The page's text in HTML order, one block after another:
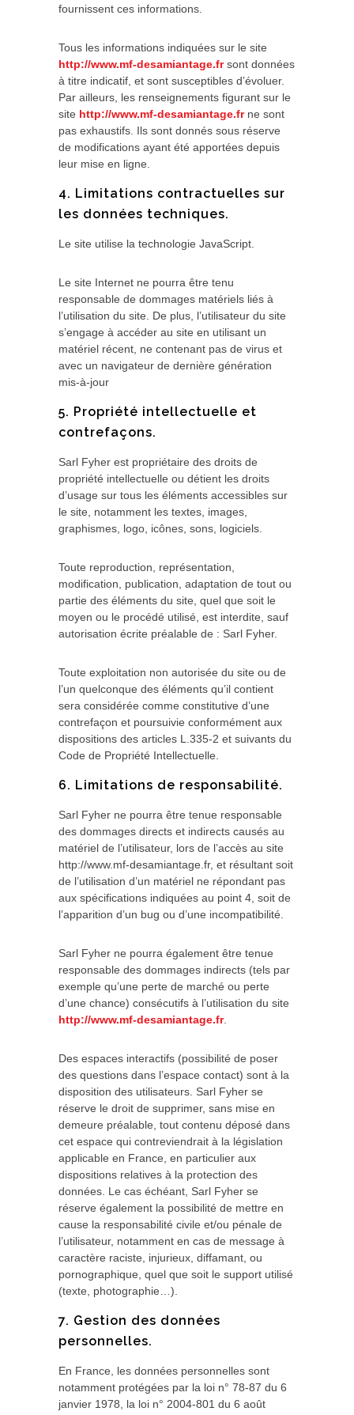
fournissent ces informations.
Tous les informations indiquées sur le site
http://www.mf-desamiantage.frsont données
à titre indicatif, et sont susceptibles d’évoluer.
Par ailleurs, les renseignements figurant sur le
site http://www.mf-desamiantage.frne sont
pas exhaustifs. Ils sont donnés sous réserve
de modifications ayant été apportées depuis
leur mise en ligne.
4. Limitations contractuelles sur
les données techniques.
Le site utilise la technologie JavaScript.
Le site Internet ne pourra être tenu
responsable de dommages matériels liés à
l’utilisation du site. De plus, l’utilisateur du site
s’engage à accéder au site en utilisant un
matériel récent, ne contenant pas de virus et
avec un navigateur de dernière génération
mis-à-jour
5. Propriété intellectuelle et
contrefaçons.
Sarl Fyher est propriétaire des droits de
propriété intellectuelle ou détient les droits
d’usage sur tous les éléments accessibles sur
le site, notamment les textes, images,
graphismes, logo, icônes, sons, logiciels.
Toute reproduction, représentation,
modification, publication, adaptation de tout ou
partie des éléments du site, quel que soit le
moyen ou le procédé utilisé, est interdite, sauf
autorisation écrite préalable de : Sarl Fyher.
Toute exploitation non autorisée du site ou de
l’un quelconque des éléments qu’il contient
sera considérée comme constitutive d’une
contrefaçon et poursuivie conformément aux
dispositions des articles L.335-2 et suivants du
Code de Propriété Intellectuelle.
6. Limitations de responsabilité.
Sarl Fyher ne pourra être tenue responsable
des dommages directs et indirects causés au
matériel de l’utilisateur, lors de l’accès au site
http://www.mf-desamiantage.fr, et résultant soit
de l’utilisation d’un matériel ne répondant pas
aux spécifications indiquées au point 4, soit de
l’apparition d’un bug ou d’une incompatibilité.
Sarl Fyher ne pourra également être tenue
responsable des dommages indirects (tels par
exemple qu’une perte de marché ou perte
d’une chance) consécutifs à l’utilisation du site
http://www.mf-desamiantage.fr.
Des espaces interactifs (possibilité de poser
des questions dans l’espace contact) sont à la
disposition des utilisateurs. Sarl Fyher se
réserve le droit de supprimer, sans mise en
demeure préalable, tout contenu déposé dans
cet espace qui contreviendrait à la législation
applicable en France, en particulier aux
dispositions relatives à la protection des
données. Le cas échéant, Sarl Fyher se
réserve également la possibilité de mettre en
cause la responsabilité civile et/ou pénale de
l’utilisateur, notamment en cas de message à
caractère raciste, injurieux, diffamant, ou
pornographique, quel que soit le support utilisé
(texte, photographie…).
7. Gestion des données
personnelles.
En France, les données personnelles sont
notamment protégées par la loi n° 78-87 du 6
janvier 1978, la loi n° 2004-801 du 6 août